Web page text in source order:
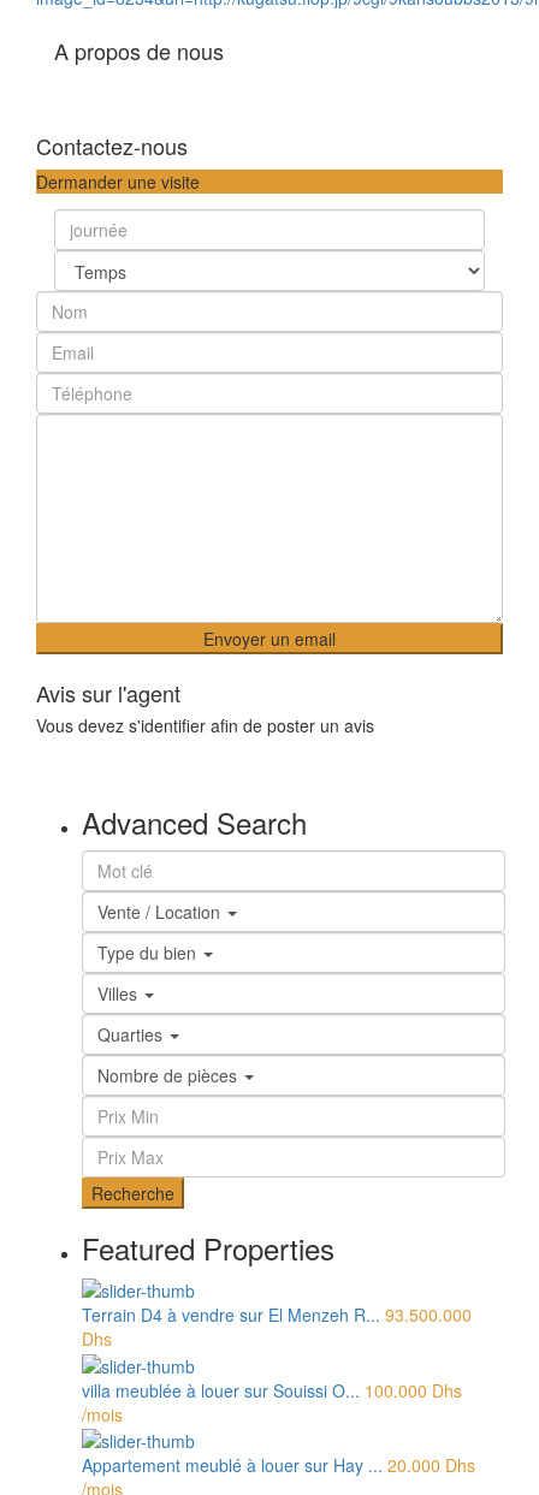
A propos de nous
Contactez-nous
Dermander une visite
Avis sur l'agent
Vous devez s'identifier afin de poster un avis
Advanced Search
Vente / Location
Type du bien
Villes
Quarties
Nombre de pièces
Recherche
Featured Properties
Terrain D4 à vendre sur El Menzeh R... 93.500.000
Dhs
villa meublée à louer sur Souissi O... 100.000 Dhs
/mois
Appartement meublé à louer sur Hay ... 20.000 Dhs
/mois